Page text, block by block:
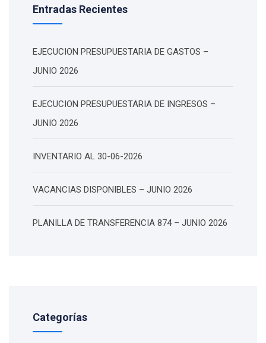
Entradas Recientes
EJECUCION PRESUPUESTARIA DE GASTOS –
JUNIO 2026
EJECUCION PRESUPUESTARIA DE INGRESOS –
JUNIO 2026
INVENTARIO AL 30-06-2026
VACANCIAS DISPONIBLES – JUNIO 2026
PLANILLA DE TRANSFERENCIA 874 – JUNIO 2026
Categorías